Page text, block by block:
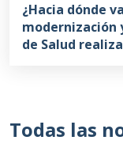
¿Hacia dónde
modernización
de Salud
Todas las